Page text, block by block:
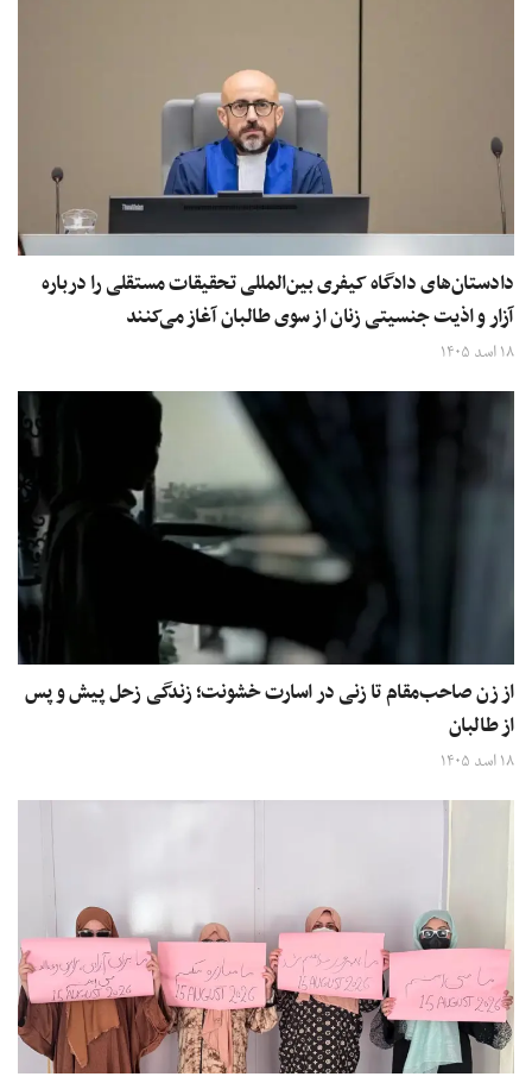
دادستان‌های دادگاه کیفری بین‌المللی تحقیقات مستقلی را درباره
آزار و اذیت جنسیتی زنان از سوی طالبان آغاز می‌کنند
۱۸ اسد ۱۴۰۵
از زن صاحب‌مقام تا زنی در اسارت خشونت؛ زندگی زحل پیش و پس
از طالبان
۱۸ اسد ۱۴۰۵